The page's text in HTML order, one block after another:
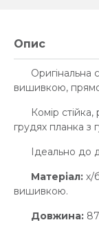
Опис
Оригінальна
вишивкою,
Комір
грудях планка з
Ідеально до
Матеріал: х/
вишивкою.
Довжина: